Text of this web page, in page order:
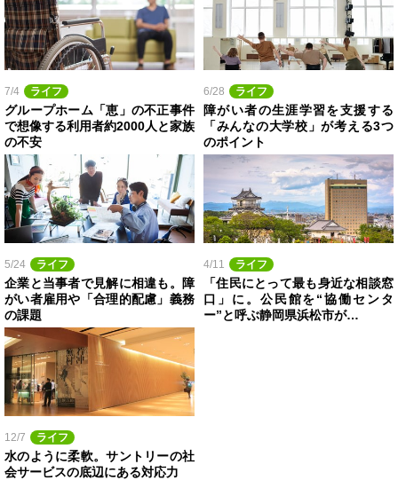
7/4 ライフ
グループホーム「恵」の不正事件
で想像する利用者約2000人と家族
の不安
6/28 ライフ
障がい者の生涯学習を支援する
「みんなの大学校」が考える3つ
のポイント
5/24 ライフ
企業と当事者で見解に相違も。障
がい者雇用や「合理的配慮」義務
の課題
4/11 ライフ
「住民にとって最も身近な相談窓
口」に。公民館を“協働センタ
ー”と呼ぶ静岡県浜松市が…
12/7 ライフ
水のように柔軟。サントリーの社
会サービスの底辺にある対応力